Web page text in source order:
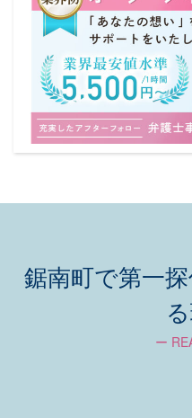
鋸南町で第一
ー